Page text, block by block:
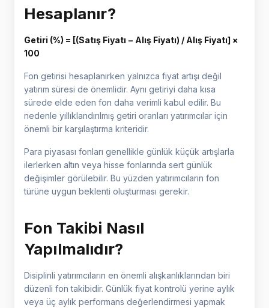
Hesaplanır?
Getiri (%) = [(Satış Fiyatı − Alış Fiyatı) / Alış Fiyatı] ×
100
Fon getirisi hesaplanırken yalnızca fiyat artışı değil
yatırım süresi de önemlidir. Aynı getiriyi daha kısa
sürede elde eden fon daha verimli kabul edilir. Bu
nedenle yıllıklandırılmış getiri oranları yatırımcılar için
önemli bir karşılaştırma kriteridir.
Para piyasası fonları genellikle günlük küçük artışlarla
ilerlerken altın veya hisse fonlarında sert günlük
değişimler görülebilir. Bu yüzden yatırımcıların fon
türüne uygun beklenti oluşturması gerekir.
Fon Takibi Nasıl
Yapılmalıdır?
Disiplinli yatırımcıların en önemli alışkanlıklarından biri
düzenli fon takibidir. Günlük fiyat kontrolü yerine aylık
veya üç aylık performans değerlendirmesi yapmak